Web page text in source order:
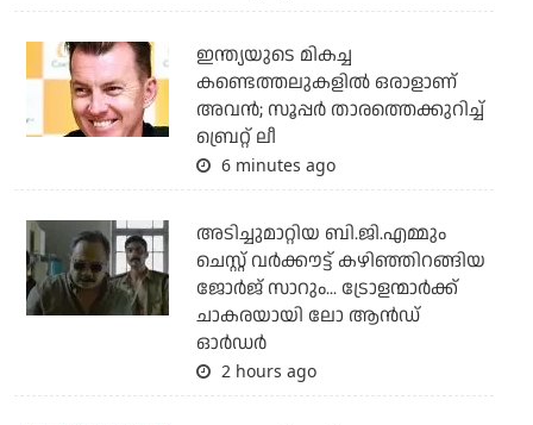
ഇന്ത്യയുടെ മികച്ച
കണ്ടെത്തലുകളില്‍ ഒരാളാണ്
അവന്‍; സൂപ്പര്‍ താരത്തെക്കുറിച്ച്
ബ്രെറ്റ് ലീ
6 minutes ago
അടിച്ചുമാറ്റിയ ബി.ജി.എമ്മും
ചെസ്റ്റ് വര്‍ക്കൗട്ട് കഴിഞ്ഞിറങ്ങിയ
ജോര്‍ജ് സാറും... ട്രോളന്മാര്‍ക്ക്
ചാകരയായി ലോ ആന്‍ഡ്
ഓര്‍ഡര്‍
2 hours ago